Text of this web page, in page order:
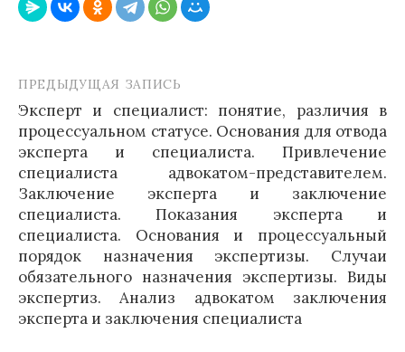
Навигация
по
записям
ПРЕДЫДУЩАЯ ЗАПИСЬ
Эксперт и специалист: понятие, различия в
процессуальном статусе. Основания для отвода
эксперта и специалиста. Привлечение
специалиста адвокатом-представителем.
Заключение эксперта и заключение
специалиста. Показания эксперта и
специалиста. Основания и процессуальный
порядок назначения экспертизы. Случаи
обязательного назначения экспертизы. Виды
экспертиз. Анализ адвокатом заключения
эксперта и заключения специалиста